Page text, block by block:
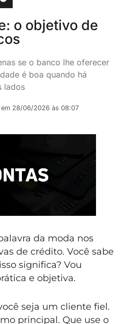
o objetivo de
se o banco lhe oferecer
é boa quando há
lados
28/06/2026 às 08:07
da moda nos
de crédito. Você sabe
significa? Vou
e objetiva.
seja um cliente fiel.
principal. Que use o